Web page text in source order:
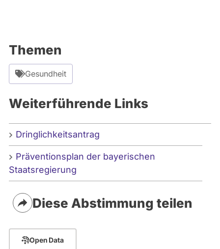
Themen
Gesundheit
Weiterführende Links
Dringlichkeitsantrag
Präventionsplan der bayerischen
Staatsregierung
Diese Abstimmung teilen
Open Data